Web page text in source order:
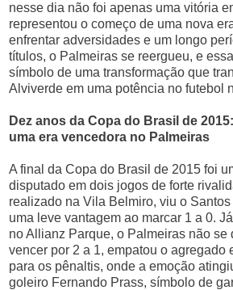
nesse dia não foi apenas uma vitória
representou o começo de uma nova
enfrentar adversidades e um longo
títulos, o Palmeiras se reergueu, e
símbolo de uma transformação que
Alviverde em uma potência no futebol
Dez anos da Copa do Brasil de
uma era vencedora no Palmeiras
A final da Copa do Brasil de 2015 foi
disputado em dois jogos de forte
realizado na Vila Belmiro, viu o
uma leve vantagem ao marcar 1 a 0.
no Allianz Parque, o Palmeiras não se
vencer por 2 a 1, empatou o agregado
para os pênaltis, onde a emoção
goleiro Fernando Prass, símbolo de